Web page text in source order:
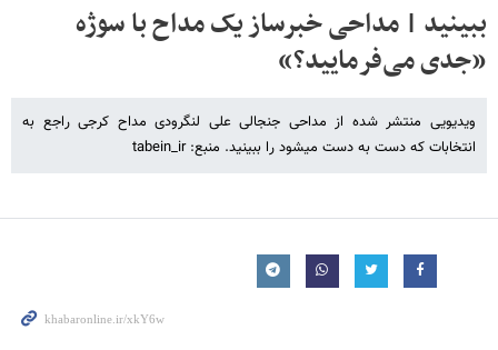
ببینید | مداحی خبرساز یک مداح با سوژه
«جدی می‌فرمایید؟»
ویدیویی منتشر شده از مداحی جنجالی علی لنگرودی مداح کرجی راجع به
انتخابات که دست به دست میشود را ببینید. منبع: tabein_ir